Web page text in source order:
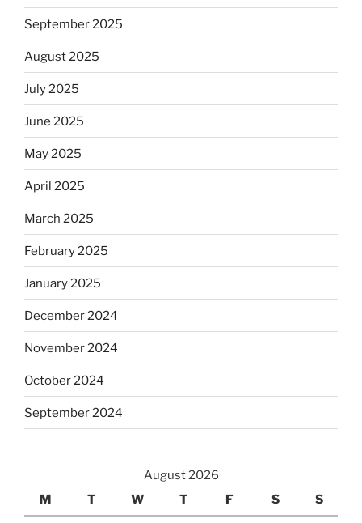
September 2025
August 2025
July 2025
June 2025
May 2025
April 2025
March 2025
February 2025
January 2025
December 2024
November 2024
October 2024
September 2024
August 2026
M
T W T F S S